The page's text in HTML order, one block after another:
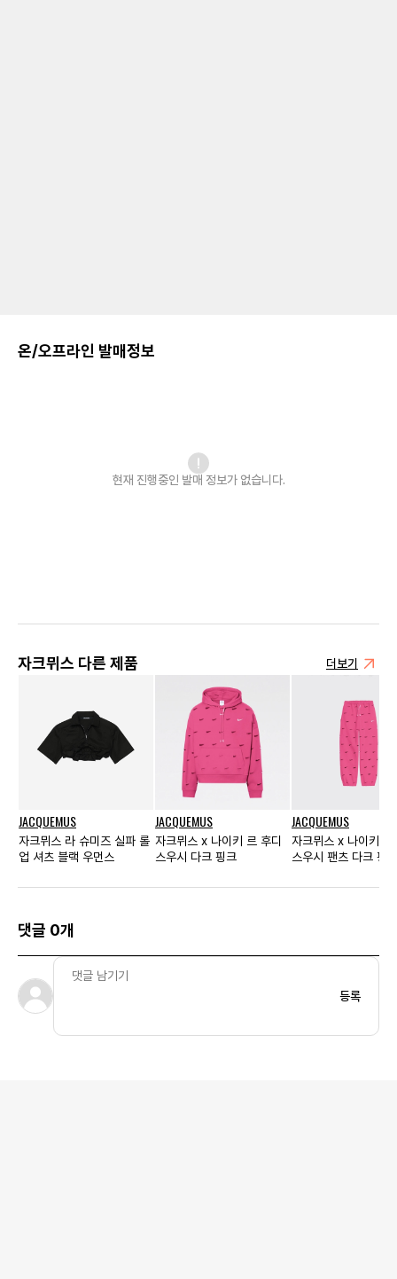
온/오프라인 발매정보
현재 진행중인 발매 정보가 없습니다.
자크뮈스 다른 제품 더보기
JACQUEMUS
자크뮈스 라 슈미즈 실파 롤
업 셔츠 블랙 우먼스
JACQUEMUS
자크뮈스 x 나이키 르 후디
스우시 다크 핑크
JACQUEMUS
자크뮈스 x 나이키 르
스우시 팬츠 다크 핑크
댓글 0개
등록